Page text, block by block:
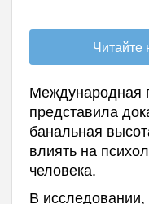
Читайте
Международная
представила
банальная
влиять на
человека.
В